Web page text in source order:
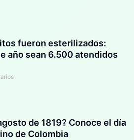
fueron esterilizados:
año sean 6.500 atendidos
de 1819? Conoce el día
de Colombia